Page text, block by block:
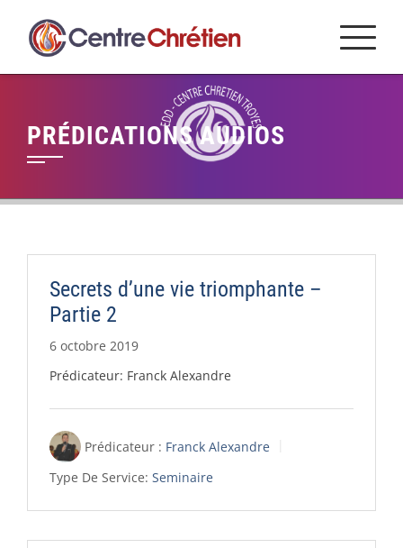
content
PRÉDICATIONS AUDIOS
Secrets d’une vie triomphante –
Partie 2
6 octobre 2019
Prédicateur: Franck Alexandre
Prédicateur : Franck Alexandre
Type De Service: Seminaire